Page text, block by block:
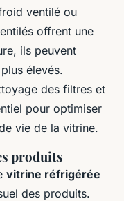
ventilé ou
offrent une
ils peuvent
élevés.
des filtres et
pour optimiser
vie de la vitrine.
produits
vitrine réfrigérée
des produits.